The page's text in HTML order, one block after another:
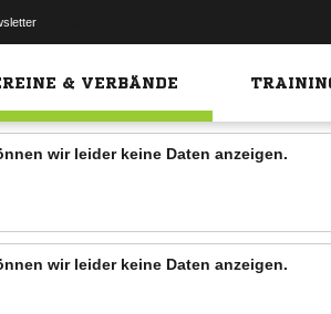
& VERBÄNDE
wir leider keine Daten anzeigen.
wir leider keine Daten anzeigen.